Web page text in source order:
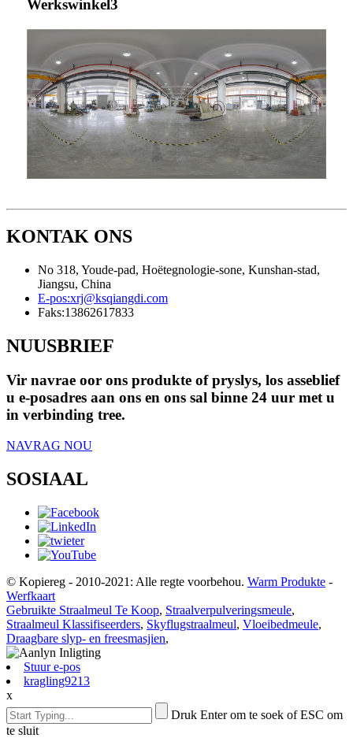
Werkswinkel3
KONTAK ONS
No 318, Youde-pad, Hoëtegnologie-sone, Kunshan-stad,
Jiangsu, China
E-pos:xrj@ksqiangdi.com
Faks:13862617833
NUUSBRIEF
Vir navrae oor ons produkte of pryslys, los asseblief
u e-posadres aan ons en ons sal binne 24 uur met u
in verbinding tree.
NAVRAG NOU
SOSIAAL
© Kopiereg - 2010-2021: Alle regte voorbehou. Warm Produkte -
Werfkaart
Gebruikte Straalmeul Te Koop, Straalverpulveringsmeule,
Straalmeul Klassifiseerders, Skyflugstraalmeul, Vloeibedmeule,
Draagbare slyp- en freesmasjien,
Stuur e-pos
kragling9213
x
Druk Enter om te soek of ESC om
te sluit